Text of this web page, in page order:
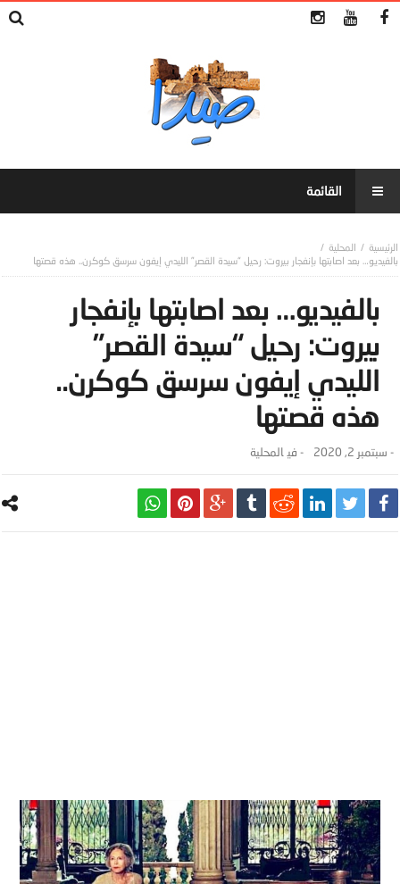
المحلية
بالفيديو… بعد اصابتها بإنفجار بيروت: رحيل “سيدة القصر” الليدي إيفون سرسق كوكرن.. هذه قصتها
بالفيديو… بعد اصابتها بإنفجار
بيروت: رحيل “سيدة القصر”
الليدي إيفون سرسق كوكرن..
هذه قصتها
- سبتمبر 2, 2020 - ‎في المحلية